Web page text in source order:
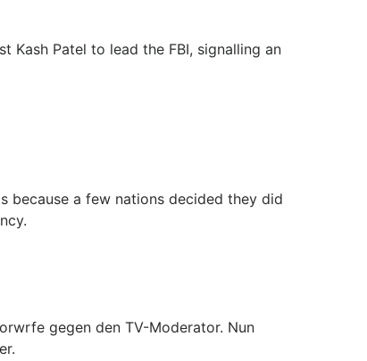
Kash Patel to lead the FBI, signalling an
because a few nations decided they did
gegen den TV-Moderator. Nun